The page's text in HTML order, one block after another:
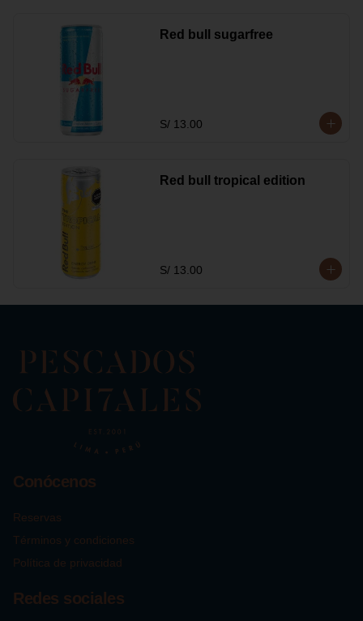
Red bull sugarfree
S/ 13.00
Red bull tropical edition
S/ 13.00
Conócenos
Reservas
Términos y condiciones
Política de privacidad
Redes sociales